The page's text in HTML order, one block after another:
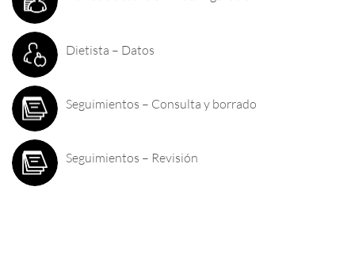
Dietista – Datos
Seguimientos – Consulta y borrado
Seguimientos – Revisión